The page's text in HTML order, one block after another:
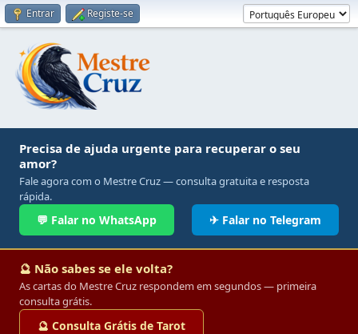
Entrar Registe-se
Precisa de ajuda urgente para recuperar o seu
amor?
Fale agora com o Mestre Cruz — consulta gratuita e resposta
rápida.
💬 Falar no WhatsApp ✈ Falar no Telegram
🔮 Não sabes se ele volta?
As cartas do Mestre Cruz respondem em segundos — primeira
consulta grátis.
🔮 Consulta Grátis de Tarot